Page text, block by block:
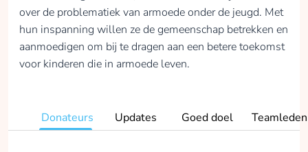
over de problematiek van armoede onder de jeugd. Met
hun inspanning willen ze de gemeenschap betrekken en
aanmoedigen om bij te dragen aan een betere toekomst
voor kinderen die in armoede leven.
Donateurs Updates Goed doel Teamleden